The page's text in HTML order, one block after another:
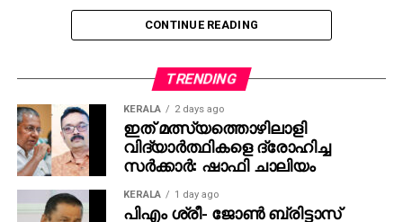
താമസിക്കുകയായിരുന്നു. ഇതിനുപിന്നാലെ ഹസീന
ടിപ്പണ്ണയോട് വിവാഹമോചനം ആവശ്യപ്പെട്ടു. എന്നാല്‍
കൊലപാതകത്തിനു കാരണമെന്ന് ഷഹാപൂര്‍ പൊലീസ്
സ്റ്റേഷനിലെ ഇന്‍സ്‌പെക്ടര്‍ മുകേഷ് ധാഗെ പറഞ്ഞു.
ഹസീനയുടെ നിര്‍ദ്ദേശപ്രകാരം, ഓട്ടോറിക്ഷാ
ഡ്രൈവറായ സഹോദരനും കൂട്ടാളികളും നവംബര്‍ 17
ന് ടിപ്പണ്ണയെ ഷഹാപൂരിനടുത്തുള്ള ഒരു
വനപ്രദേശത്തേക്ക് കൊണ്ടുപോയി. അവിടെവച്ച്
CONTINUE READING
TRENDING
KERALA 2 days ago
ഇത് മത്സ്യത്തൊഴിലാളി
വിദ്യാര്‍ത്ഥികളെ ദ്രോഹിച്ച
സര്‍ക്കാര്‍: ഷാഫി ചാലിയം
KERALA 1 day ago
പിഎം ശ്രീ- ജോണ്‍ ബ്രിട്ടാസ്